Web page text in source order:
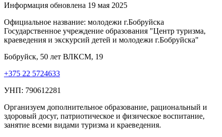
Информация обновлена 19 мая 2025
Официальное название: молодежи г.Бобруйска
Государственное учреждение образования "Центр туризма,
краеведения и экскурсий детей и молодежи г.Бобруйска"
Бобруйск, 50 лет ВЛКСМ, 19
+375 22 5724633
УНП: 790612281
Организуем дополнительное образование, рациональный и
здоровый досуг, патриотическое и физическое воспитание,
занятие всеми видами туризма и краеведения.